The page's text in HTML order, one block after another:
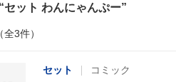
セット わんにゃんぷー
3件）
セット コミック